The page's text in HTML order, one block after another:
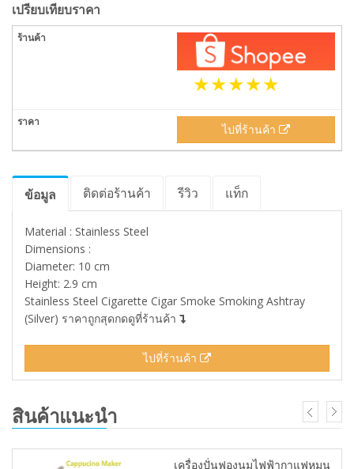
เปรียบเทียบราคา
ไปที่ร้านค้า
ข้อมูล ติดต่อร้านค้า รีวิว แท็ก
Material : Stainless Steel
Dimensions :
Diameter: 10 cm
Height: 2.9 cm
Stainless Steel Cigarette Cigar Smoke Smoking Ashtray
(Silver) ราคาถูกสุดกดดูที่ร้านค้า
ไปที่ร้านค้า
สินค้าแนะนำ
เครื่องปั่นฟองนมไฟฟ้ากาแฟหมุน